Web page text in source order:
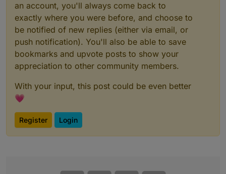
an account, you'll always come back to
exactly where you were before, and choose to
be notified of new replies (either via email, or
push notification). You'll also be able to save
bookmarks and upvote posts to show your
appreciation to other community members.
With your input, this post could be even better
💗
Register Login